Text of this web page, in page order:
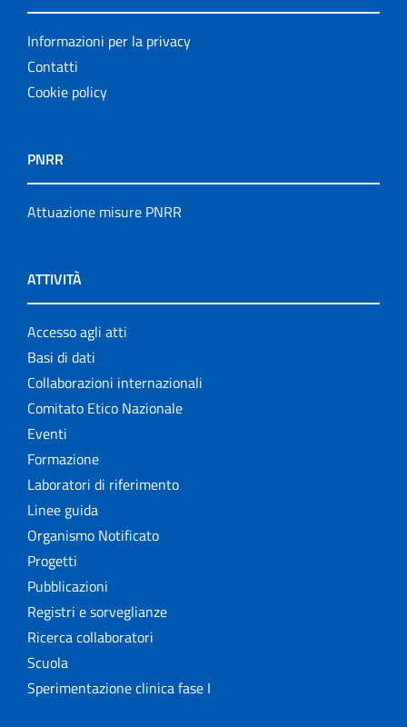
Informazioni per la privacy
Contatti
Cookie policy
PNRR
Attuazione misure PNRR
ATTIVITÀ
Accesso agli atti
Basi di dati
Collaborazioni internazionali
Comitato Etico Nazionale
Eventi
Formazione
Laboratori di riferimento
Linee guida
Organismo Notificato
Progetti
Pubblicazioni
Registri e sorveglianze
Ricerca collaboratori
Scuola
Sperimentazione clinica fase I